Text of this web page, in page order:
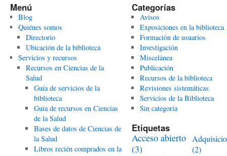
Menú
Blog
Quiénes somos
Directorio
Ubicación de la biblioteca
Servicios y recursos
Recursos en Ciencias de la
Salud
Guía de servicios de la
biblioteca
Guía de recursos en Ciencias
de la Salud
Bases de datos de Ciencias de
la Salud
Libros recién comprados en la
Categorías
Avisos
Exposiciones en la biblioteca
Formación de usuarios
Investigación
Miscelánea
Publicación
Recursos de la biblioteca
Revisiones sistemáticas
Servicios de la Biblioteca
Sin categoría
Etiquetas
Acceso abierto
(3)
(2)